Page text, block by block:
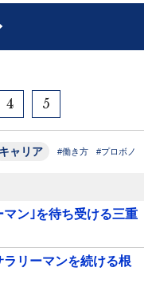
4 5
キャリア #働き方 #プロボノ
ン｣を待ち受ける三重
リーマンを続ける根